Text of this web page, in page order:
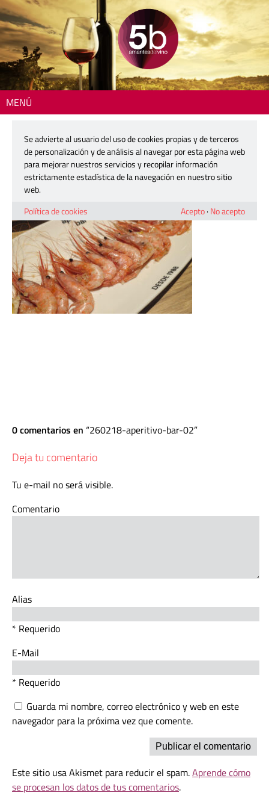
MENÚ
260218-aperitivo-bar-02
18 febrero, 2026
0 comentarios en 260218-aperitivo-bar-02
Deja tu comentario
Tu e-mail no será visible.
Comentario
Alias
* Requerido
E-Mail
* Requerido
Guarda mi nombre, correo electrónico y web en este
navegador para la próxima vez que comente.
Este sitio usa Akismet para reducir el spam.Aprende cómo
se procesan los datos de tus comentarios.
Se advierte al usuario del uso de cookies propias y de terceros
de personalización y de análisis al navegar por esta página web
para mejorar nuestros servicios y recopilar información
estrictamente estadística de la navegación en nuestro sitio
web.
Política de cookies
Acepto· No acepto